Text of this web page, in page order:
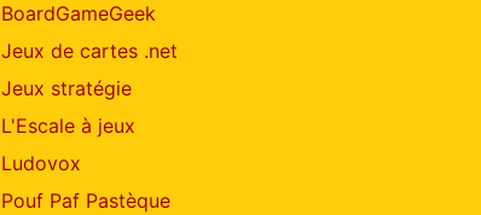
BoardGameGeek
Jeux de cartes .net
Jeux stratégie
L'Escale à jeux
Ludovox
Pouf Paf Pastèque